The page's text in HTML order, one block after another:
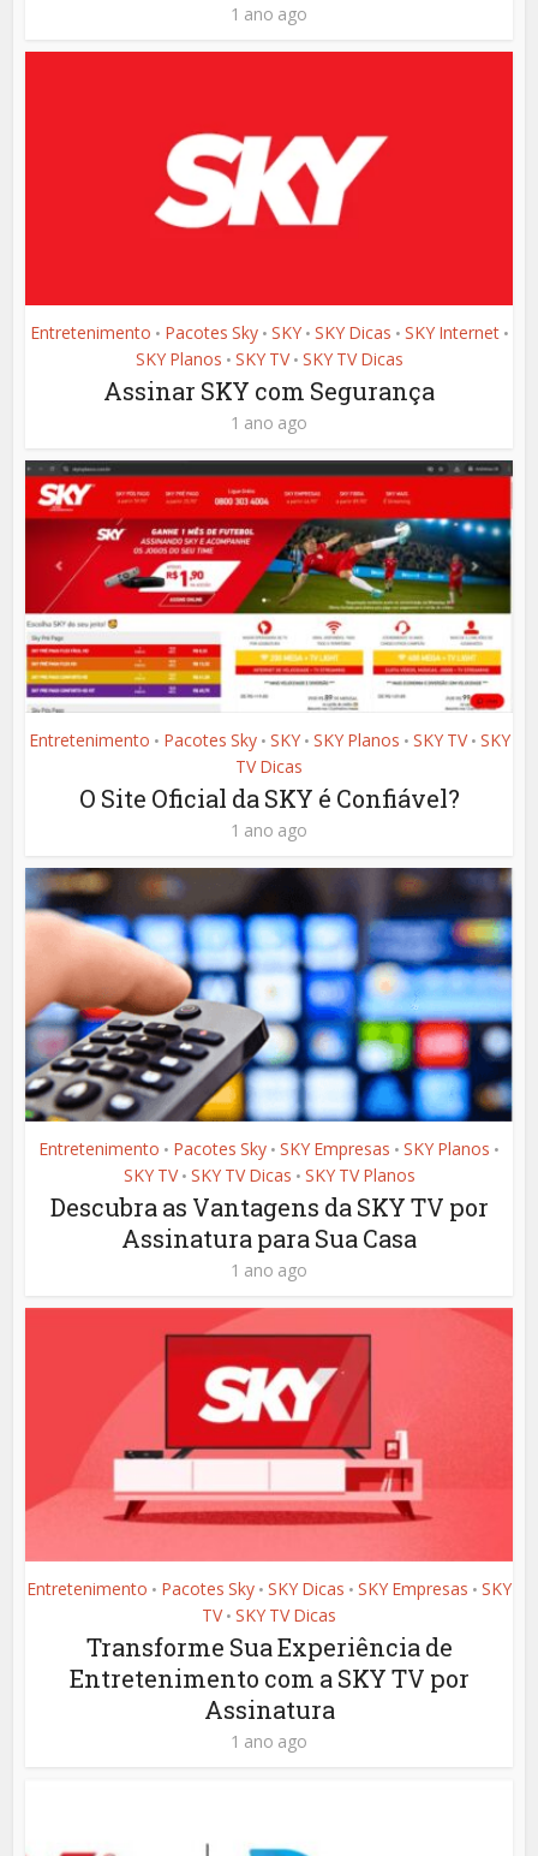
1 ano ago
Entretenimento • Pacotes Sky • SKY • SKY Dicas • SKY Internet •
SKY Planos • SKY TV • SKY TV Dicas
Assinar SKY com Segurança
1 ano ago
Entretenimento • Pacotes Sky • SKY • SKY Planos • SKY TV • SKY
TV Dicas
O Site Oficial da SKY é Confiável?
1 ano ago
Entretenimento • Pacotes Sky • SKY Empresas • SKY Planos •
SKY TV • SKY TV Dicas • SKY TV Planos
Descubra as Vantagens da SKY TV por
Assinatura para Sua Casa
1 ano ago
Entretenimento • Pacotes Sky • SKY Dicas • SKY Empresas • SKY
TV • SKY TV Dicas
Transforme Sua Experiência de
Entretenimento com a SKY TV por
Assinatura
1 ano ago